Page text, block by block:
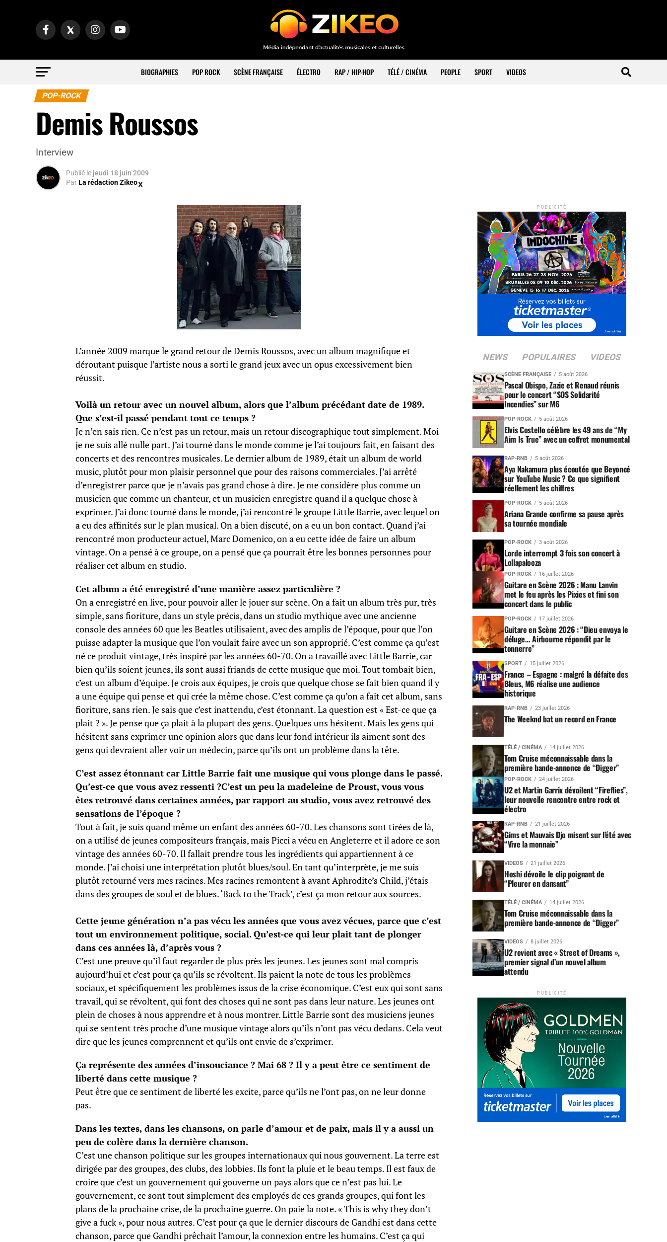
BIOGRAPHIES POP ROCK SCÈNE FRANÇAISE ÉLECTRO RAP / HIP-HOP TÉLÉ / CINÉMA PEOPLE SPORT VIDEOS
POP-ROCK
Demis Roussos
Interview
Publié le jeudi 18 juin 2009
ParLa rédaction Zikeo
L’année 2009 marque le grand retour de Demis Roussos, avec un album magnifique et
déroutant puisque l’artiste nous a sorti le grand jeux avec un opus excessivement bien
réussit.
Voilà un retour avec un nouvel album, alors que l’album précédant date de 1989.
Que s’est-il passé pendant tout ce temps ?
Je n’en sais rien. Ce n’est pas un retour, mais un retour discographique tout simplement. Moi
je ne suis allé nulle part. J’ai tourné dans le monde comme je l’ai toujours fait, en faisant des
concerts et des rencontres musicales. Le dernier album de 1989, était un album de world
music, plutôt pour mon plaisir personnel que pour des raisons commerciales. J’ai arrêté
d’enregistrer parce que je n’avais pas grand chose à dire. Je me considère plus comme un
musicien que comme un chanteur, et un musicien enregistre quand il a quelque chose à
exprimer. J’ai donc tourné dans le monde, j’ai rencontré le groupe Little Barrie, avec lequel on
a eu des affinités sur le plan musical. On a bien discuté, on a eu un bon contact. Quand j’ai
rencontré mon producteur actuel, Marc Domenico, on a eu cette idée de faire un album
vintage. On a pensé à ce groupe, on a pensé que ça pourrait être les bonnes personnes pour
réaliser cet album en studio.
Cet album a été enregistré d’une manière assez particulière ?
On a enregistré en live, pour pouvoir aller le jouer sur scène. On a fait un album très pur, très
simple, sans fioriture, dans un style précis, dans un studio mythique avec une ancienne
console des années 60 que les Beatles utilisaient, avec des amplis de l’époque, pour que l’on
puisse adapter la musique que l’on voulait faire avec un son approprié. C’est comme ça qu’est
né ce produit vintage, très inspiré par les années 60-70. On a travaillé avec Little Barrie, car
bien qu’ils soient jeunes, ils sont aussi friands de cette musique que moi. Tout tombait bien,
c’est un album d’équipe. Je crois aux équipes, je crois que quelque chose se fait bien quand il y
a une équipe qui pense et qui crée la même chose. C’est comme ça qu’on a fait cet album, sans
fioriture, sans rien. Je sais que c’est inattendu, c’est étonnant. La question est « Est-ce que ça
plait ? ». Je pense que ça plait à la plupart des gens. Quelques uns hésitent. Mais les gens qui
hésitent sans exprimer une opinion alors que dans leur fond intérieur ils aiment sont des
gens qui devraient aller voir un médecin, parce qu’ils ont un problème dans la tête.
C’est assez étonnant car Little Barrie fait une musique qui vous plonge dans le passé.
Qu’est-ce que vous avez ressenti ?C’est un peu la madeleine de Proust, vous vous
êtes retrouvé dans certaines années, par rapport au studio, vous avez retrouvé des
sensations de l’époque ?
Tout à fait, je suis quand même un enfant des années 60-70. Les chansons sont tirées de là,
on a utilisé de jeunes compositeurs français, mais Picci a vécu en Angleterre et il adore ce son
vintage des années 60-70. Il fallait prendre tous les ingrédients qui appartiennent à ce
monde. J’ai choisi une interprétation plutôt blues/soul. En tant qu’interprète, je me suis
plutôt retourné vers mes racines. Mes racines remontent à avant Aphrodite’s Child, j’étais
dans des groupes de soul et de blues. ‘Back to the Track’, c’est ça mon retour aux sources.
Cette jeune génération n’a pas vécu les années que vous avez vécues, parce que c’est
tout un environnement politique, social. Qu’est-ce qui leur plait tant de plonger
dans ces années là, d’après vous ?
C’est une preuve qu’il faut regarder de plus près les jeunes. Les jeunes sont mal compris
aujourd’hui et c’est pour ça qu’ils se révoltent. Ils paient la note de tous les problèmes
sociaux, et spécifiquement les problèmes issus de la crise économique. C’est eux qui sont sans
travail, qui se révoltent, qui font des choses qui ne sont pas dans leur nature. Les jeunes ont
plein de choses à nous apprendre et à nous montrer. Little Barrie sont des musiciens jeunes
qui se sentent très proche d’une musique vintage alors qu’ils n’ont pas vécu dedans. Cela veut
dire que les jeunes comprennent et qu’ils ont envie de s’exprimer.
Ça représente des années d’insouciance ? Mai 68 ? Il y a peut être ce sentiment de
liberté dans cette musique ?
Peut être que ce sentiment de liberté les excite, parce qu’ils ne l’ont pas, on ne leur donne
pas.
Dans les textes, dans les chansons, on parle d’amour et de paix, mais il y a aussi un
peu de colère dans la dernière chanson.
C’est une chanson politique sur les groupes internationaux qui nous gouvernent. La terre est
dirigée par des groupes, des clubs, des lobbies. Ils font la pluie et le beau temps. Il est faux de
croire que c’est un gouvernement qui gouverne un pays alors que ce n’est pas lui. Le
gouvernement, ce sont tout simplement des employés de ces grands groupes, qui font les
plans de la prochaine crise, de la prochaine guerre. On paie la note. « This is why they don’t
give a fuck », pour nous autres. C’est pour ça que le dernier discours de Gandhi est dans cette
chanson, parce que Gandhi prêchait l’amour, la connexion entre les humains. C’est ça qui
PUBLICITÉ
NEWS POPULAIRES VIDEOS
SCÈNE FRANÇAISE 5 août 2026
Pascal Obispo, Zazie et Renaud réunis
pour le concert “SOS Solidarité
Incendies” sur M6
POP-ROCK 5 août 2026
Elvis Costello célèbre les 49 ans de “My
Aim Is True” avec un coffret monumental
RAP-RNB 5 août 2026
Aya Nakamura plus écoutée que Beyoncé
sur YouTube Music ? Ce que signifient
réellement les chiffres
POP-ROCK 5 août 2026
Ariana Grande confirme sa pause après
sa tournée mondiale
POP-ROCK 3 août 2026
Lorde interrompt 3 fois son concert à
Lollapalooza
POP-ROCK 16 juillet 2026
Guitare en Scène 2026 : Manu Lanvin
met le feu après les Pixies et fini son
concert dans le public
POP-ROCK 17 juillet 2026
Guitare en Scène 2026 : “Dieu envoya le
déluge… Airbourne répondit par le
tonnerre”
SPORT 15 juillet 2026
France – Espagne : malgré la défaite des
Bleus, M6 réalise une audience
historique
RAP-RNB 23 juillet 2026
The Weeknd bat un record en France
TÉLÉ / CINÉMA 14 juillet 2026
Tom Cruise méconnaissable dans la
première bande-annonce de “Digger”
POP-ROCK 24 juillet 2026
U2 et Martin Garrix dévoilent “Fireflies”,
leur nouvelle rencontre entre rock et
électro
RAP-RNB 21 juillet 2026
Gims et Mauvais Djo misent sur l’été avec
“Vive la monnaie”
VIDEOS 21 juillet 2026
Hoshi dévoile le clip poignant de
“Pleurer en dansant”
TÉLÉ / CINÉMA 14 juillet 2026
Tom Cruise méconnaissable dans la
première bande-annonce de “Digger”
VIDEOS 8 juillet 2026
U2 revient avec « Street of Dreams »,
premier signal d’un nouvel album
attendu
PUBLICITÉ